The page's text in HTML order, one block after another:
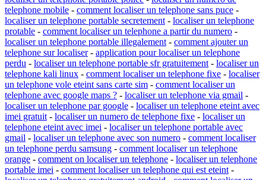
telephone mobile - comment localiser un telephone sans puce -
localiser un telephone portable secretement - localiser un telephone
protable - comment localiser un telephone a partir du numero -
localiser un telephone portable illegalement - comment ajouter un
telephone sur localiser- application pour localiser un telephone
perdu - localiser un telephone portable sfr gratuitement - localiser un
telephone kali linux - comment localiser un telephone fixe - localiser
un telephone vole eteint sans carte sim - comment localiser un
telephone avec google maps ? - localiser un telephone via gmail -
localiser un telephone par google - localiser un telephone eteint avec
imei gratuit - localiser un numero de telephone fixe - localiser un
telephone eteint avec imei - localiser un telephone portable avec
gmail - localiser un telephone avec son numero - comment localiser
un telephone perdu samsung - comment localiser un telephone
orange - comment on localiser un telephone - localiser un telephone
portable imei - comment localiser un telephone qui est eteint -